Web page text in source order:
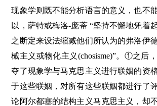
现象学则既不能分析语言的意义，也不
以，萨特或梅洛-庞蒂 “坚持不懈地凭着
之断定来设法缩减他们所认为的弗洛伊
械主义或物化主义(chosisme)”。①之后
夺了现象学与马克思主义进行联姻的资
于这些联姻，对所有这些联姻都进行了
论阿尔都塞的结构主义马克思主义，却